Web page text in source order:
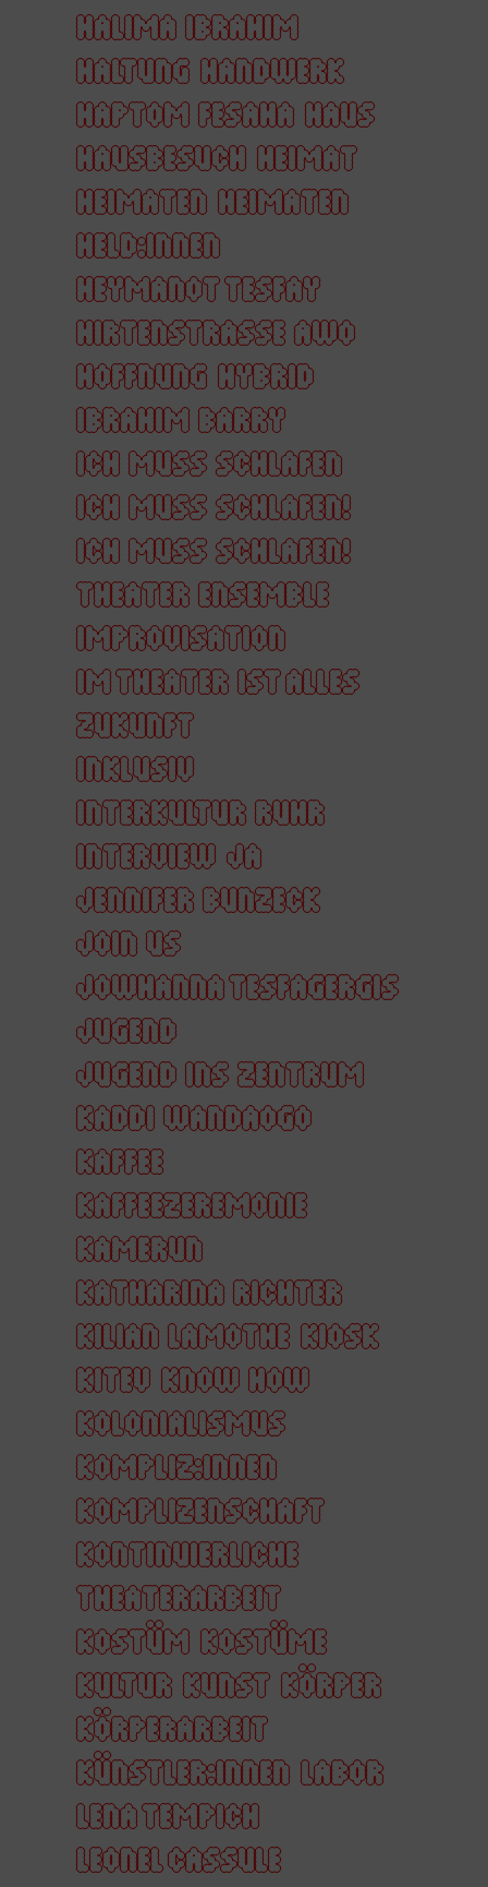
HALIMA IBRAHIM
HALTUNG HANDWERK
HAPTOM FESAHA HAUS
HAUSBESUCH HEIMAT
HEIMATEN HEIMATEN
HELD:INNEN
HEYMANOT TESFAY
HIRTENSTRASSE AWO
HOFFNUNG HYBRID
IBRAHIM BARRY
ICH MUSS SCHLAFEN
ICH MUSS SCHLAFEN!
ICH MUSS SCHLAFEN!
THEATER ENSEMBLE
IMPROVISATION
IM THEATER IST ALLES
ZUKUNFT
INKLUSIV
INTERKULTUR RUHR
INTERVIEW JA
JENNIFER BUNZECK
JOIN US
JOWHANNA TESFAGERGIS
JUGEND
JUGEND INS ZENTRUM
KADDI WANDAOGO
KAFFEE
KAFFEEZEREMONIE
KAMERUN
KATHARINA RICHTER
KILIAN LAMOTHE KIOSK
KITEV KNOW HOW
KOLONIALISMUS
KOMPLIZ:INNEN
KOMPLIZENSCHAFT
KONTINUIERLICHE
THEATERARBEIT
KOSTÜM KOSTÜME
KULTUR KUNST KÖRPER
KÖRPERARBEIT
KÜNSTLER:INNEN LABOR
LENA TEMPICH
LEONEL CASSULE